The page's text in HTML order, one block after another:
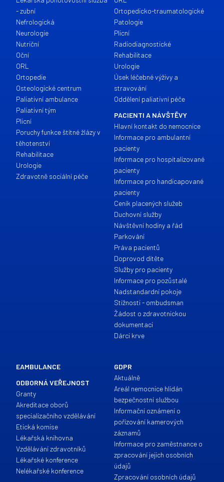
- zubní
Nefrologická
Neurologie
Nutriční
Oční
ORL
Ortopedie
Osteologické centrum
Paliativní ambulance
Paliativní tým
Plicní
Poruchy funkce štítné žlázy v
těhotenství
Rehabilitace
Urologie
Zdravotně sociální péče
Ortopedicko-traumatologické
Patologie
Plicní
Radiodiagnostické
Rehabilitace
Urologie
Úsek léčebné výživy a
stravování
Oddělení paliativní péče
PACIENTI A NÁVŠTĚVY
Hlavní kontakt do nemocnice
Informace pro ambulantní
pacienty
Informace pro hospitalizované
pacienty
Informace pro handicapované
pacienty
Ceník placených služeb
Duchovní služby
Návštěvní hodiny a řád
Parkování
Práva pacientů
Doprovod dítěte
Služby pro pacienty
Informace pro pozůstalé
Nadstandardní pokoje
Stížnosti - ombudsman
Žádost o zdravotnickou
dokumentaci
Dárci krve
EAMBULANCE
ODBORNÁ VEŘEJNOST
Granty
Akreditace oborů
specializačního vzdělávání
Etická komise
Lékařská knihovna
Vzdělávání zdravotníků
Lékařské konference
Nelékařské konference
GDPR
Aktuálně
Areál nemocnice hlídán
bezpečnostní službou
Informační oznámení o
pořízování kamerových
záznamů
Informace pro zaměstnance o
zpracování jejich osobních
údajů
Zpracování osobních údajů